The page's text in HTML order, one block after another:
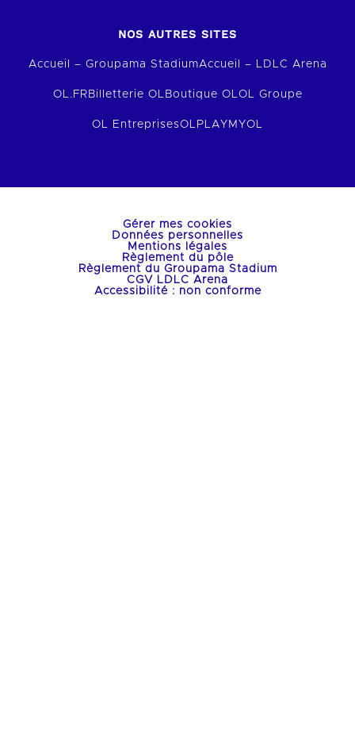
NOS AUTRES SITES
Accueil – Groupama StadiumAccueil – LDLC Arena
OL.FR Billetterie OL Boutique OLOL Groupe
OL EntreprisesOLPLAY MYOL
Gérer mes cookies
Données personnelles
Mentions légales
Règlement du pôle
Règlement du Groupama Stadium
CGV LDLC Arena
Accessibilité : non conforme